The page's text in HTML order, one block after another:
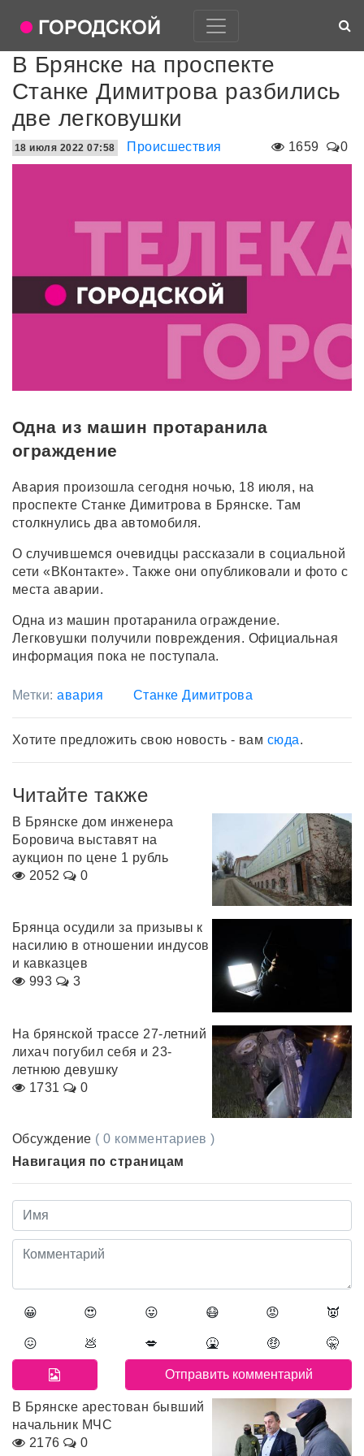
В Брянске на проспекте
Станке Димитрова разбились
две легковушки
1659 0
18 июля 2022 07:58 Происшествия
Одна из машин протаранила
ограждение
Авария произошла сегодня ночью, 18 июля, на
проспекте Станке Димитрова в Брянске. Там
столкнулись два автомобиля.
О случившемся очевидцы рассказали в социальной
сети «ВКонтакте». Также они опубликовали и фото с
места аварии.
Одна из машин протаранила ограждение.
Легковушки получили повреждения. Официальная
информация пока не поступала.
Метки:авария Станке Димитрова
Хотите предложить свою новость - вам сюда.
Читайте также
В Брянске дом инженера
Боровича выставят на
аукцион по цене 1 рубль
2052
0
Брянца осудили за призывы к
насилию в отношении индусов
и кавказцев
993
3
На брянской трассе 27-летний
лихач погубил себя и 23-
летнюю девушку
1731
0
Обсуждение ( 0 комментариев )
Навигация по страницам
😀 😍 😛 😷 😡 👿
😖 💩 💋 🤮 🤑 🤫
В Брянске арестован бывший
начальник МЧС
2176
0